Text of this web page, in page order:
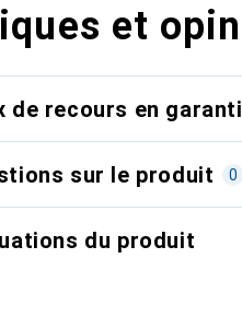
et
de recours en
sur le produit 0
du produit